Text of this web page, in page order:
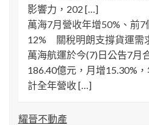
影響力，202 […]
萬海7月營收年增50%、前7
12% 關稅明朗支撐貨運需
萬海航運於今(7)日公告7月
186.40億元，月增15.30%
計全年營收 […]
耀晉不動產